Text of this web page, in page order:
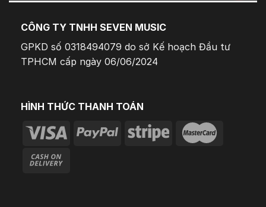
CÔNG TY TNHH SEVEN MUSIC
GPKD số 0318494079 do sở Kế hoạch Đầu tư
TPHCM cấp ngày 06/06/2024
HÌNH THỨC THANH TOÁN